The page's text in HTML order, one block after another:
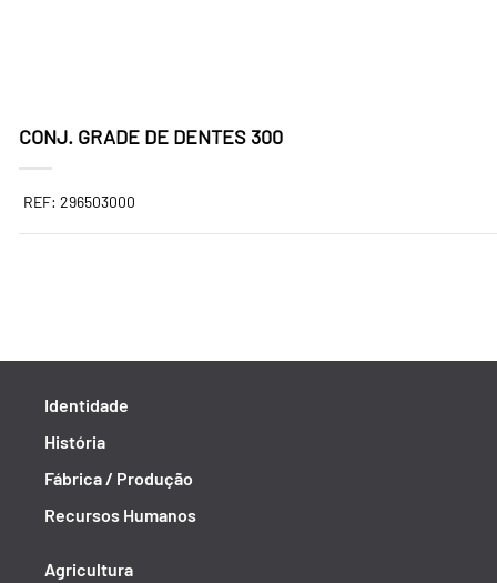
CONJ. GRADE DE DENTES 300
REF: 296503000
Identidade
História
Fábrica / Produção
Recursos Humanos
Agricultura